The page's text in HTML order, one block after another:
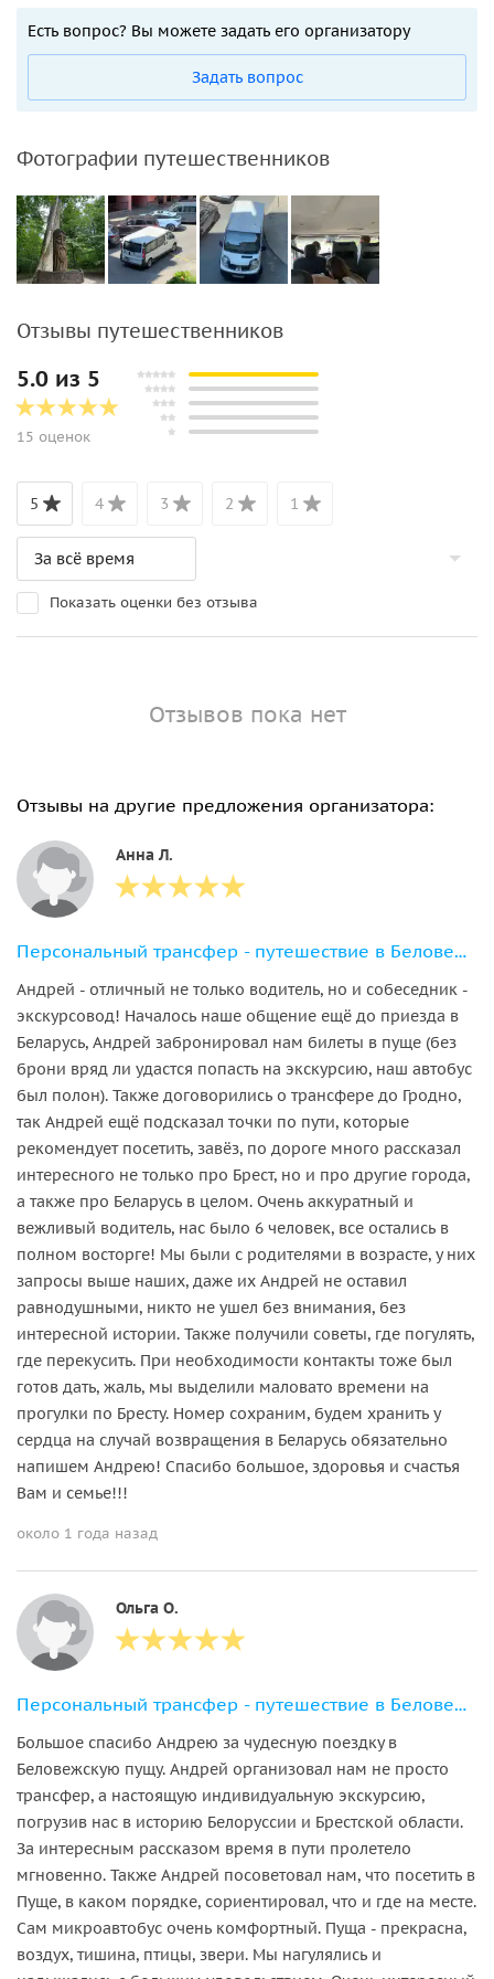
первозданном виде в Беларуси до наших времён
которая напоминает о величии
древнего строительства в целях защиты территорий от
других войск.
Есть вопрос? Вы можете задать его организатору
Задать вопрос
Фотографии путешественников
Отзывы путешественников
5.0 из 5
15 оценок
5 4 3 2 1
Показать оценки без отзыва
Отзывов пока нет
Отзывы на другие предложения организатора:
Анна Л.
Персональный трансфер - путешествие в Беловежскую пущу и Каменецкую башню
Андрей - отличный не только водитель, но и собеседник -
экскурсовод! Началось наше общение ещё до приезда в
Беларусь, Андрей забронировал нам билеты в пуще (без
брони вряд ли удастся попасть на экскурсию, наш автобус
был полон). Также договорились о трансфере до Гродно,
так Андрей ещё подсказал точки по пути, которые
рекомендует посетить, завёз, по дороге много рассказал
интересного не только про Брест, но и про другие города,
а также про Беларусь в целом. Очень аккуратный и
вежливый водитель, нас было 6 человек, все остались в
полном восторге! Мы были с родителями в возрасте, у них
запросы выше наших, даже их Андрей не оставил
равнодушными, никто не ушел без внимания, без
интересной истории. Также получили советы, где погулять,
где перекусить. При необходимости контакты тоже был
готов дать, жаль, мы выделили маловато времени на
прогулки по Бресту. Номер сохраним, будем хранить у
сердца на случай возвращения в Беларусь обязательно
напишем Андрею! Спасибо большое, здоровья и счастья
Вам и семье!!!
около 1 года назад
Ольга О.
Персональный трансфер - путешествие в Беловежскую пущу и Каменецкую башню
Большое спасибо Андрею за чудесную поездку в
Беловежскую пущу. Андрей организовал нам не просто
трансфер, а настоящую индивидуальную экскурсию,
погрузив нас в историю Белоруссии и Брестской области.
За интересным рассказом время в пути пролетело
мгновенно. Также Андрей посоветовал нам, что посетить в
Пуще, в каком порядке, сориентировал, что и где на месте.
Сам микроавтобус очень комфортный. Пуща - прекрасна,
воздух, тишина, птицы, звери. Мы нагулялись и